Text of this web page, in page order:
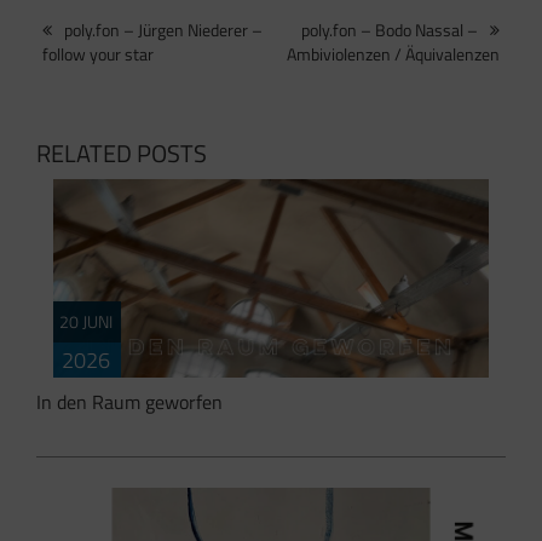
Beitragsnavigation
poly.fon – Jürgen Niederer –
follow your star
poly.fon – Bodo Nassal –
Ambiviolenzen / Äquivalenzen
RELATED POSTS
20 JUNI
2026
In den Raum geworfen